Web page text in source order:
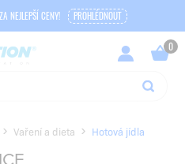
NEJLEPŠÍ CENY! PROHLÉDNOUT
Vaření a dieta Hotová jídla